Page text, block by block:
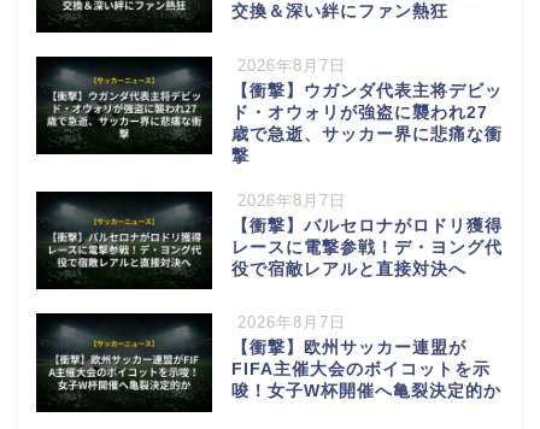
交換＆深い絆にファン熱狂
2026年8月7日
【衝撃】ウガンダ代表主将デビッ
ド・オウォリが強盗に襲われ27
歳で急逝、サッカー界に悲痛な衝
撃
2026年8月7日
【衝撃】バルセロナがロドリ獲得
レースに電撃参戦！デ・ヨング代
役で宿敵レアルと直接対決へ
2026年8月7日
【衝撃】欧州サッカー連盟が
FIFA主催大会のボイコットを示
唆！女子W杯開催へ亀裂決定的か